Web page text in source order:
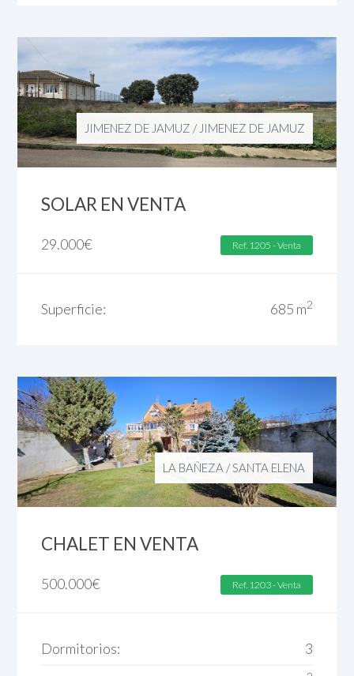
JIMENEZ DE JAMUZ / JIMENEZ DE JAMUZ
SOLAR EN VENTA
29.000€ Ref. 1205 - Venta
Superficie: 685 m2
LA BAÑEZA /SANTA ELENA
CHALET EN VENTA
500.000€ Ref. 1203 - Venta
Dormitorios:
3